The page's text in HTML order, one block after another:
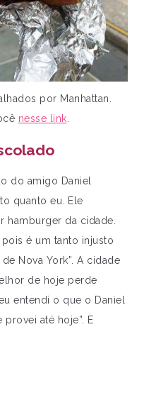
por Manhattan.
nesse link
do amigo Daniel
quanto eu. Ele
hamburger da cidade.
é um tanto injusto
Nova York”. A cidade
de hoje perde
entendi o que o Daniel
até hoje”. E